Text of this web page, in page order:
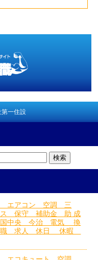
第一住設
エアコン 空調 三
保守 補助金 助 成
中央 今治 電気 換
職 求人 休日 休暇